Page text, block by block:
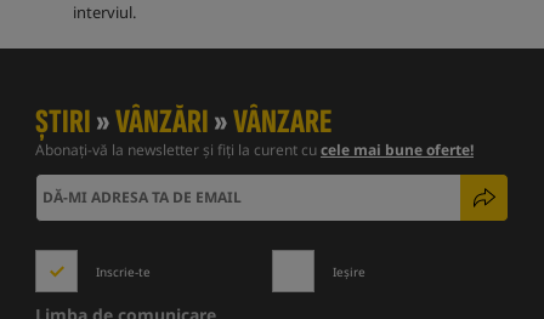
interviul.
ȘTIRI»VÂNZĂRI»VÂNZARE
Abonați-vă la newsletter și fiți la curent cucele mai bune oferte!
Inscrie-te Ieșire